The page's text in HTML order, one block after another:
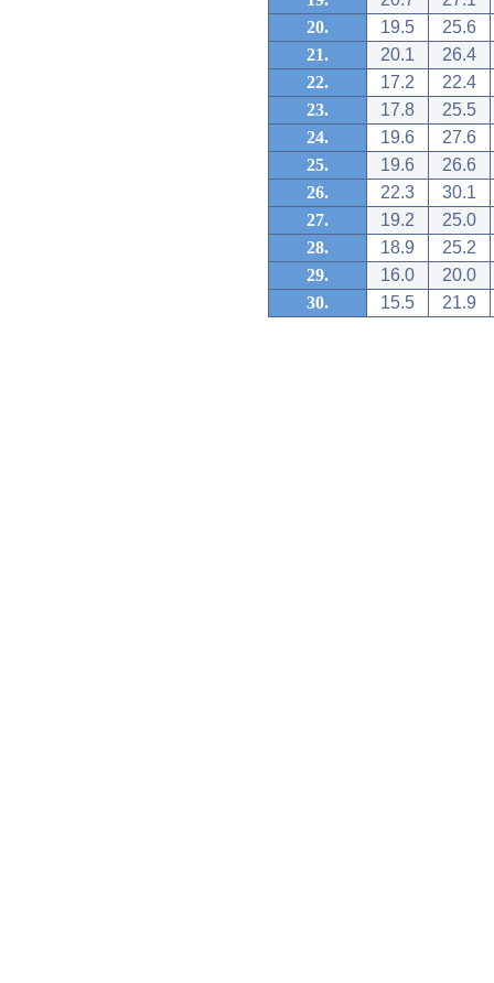
20.
19.5
25.6
21.
20.1
26.4
22.
17.2
22.4
23.
17.8
25.5
24.
19.6
27.6
25.
19.6
26.6
26.
22.3
30.1
27.
19.2
25.0
28.
18.9
25.2
29.
16.0
20.0
30.
15.5 21.9